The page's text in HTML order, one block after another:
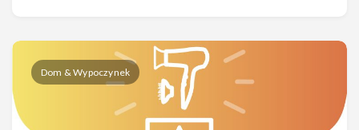
Dom & Wypoczynek